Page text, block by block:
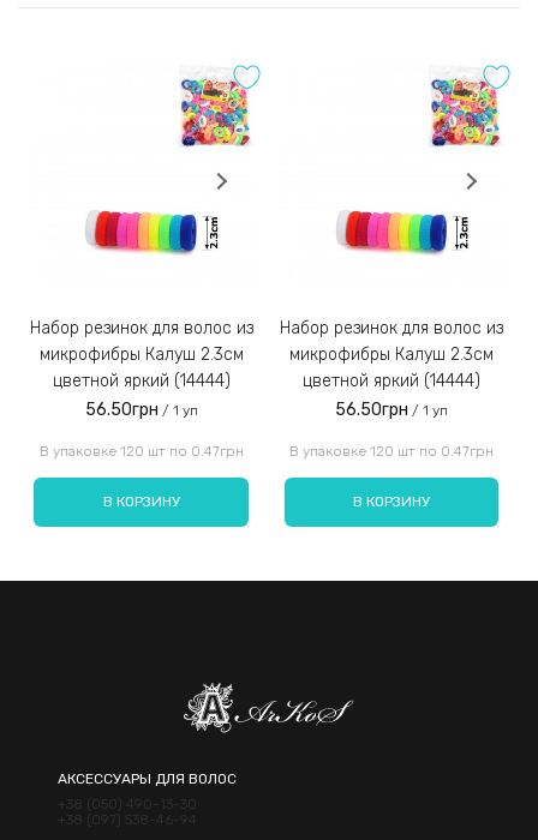
Набор резинок для волос из
микрофибры Калуш 2.3см
цветной яркий (14444)
56.50грн / 1 уп
В упаковке 120 шт по 0.47грн
В КОРЗИНУ
Набор резинок для волос из
микрофибры Калуш 2.3см
цветной яркий (14444)
56.50грн / 1 уп
В упаковке 120 шт по 0.47грн
В КОРЗИНУ
АКСЕССУАРЫ ДЛЯ ВОЛОС
+38 (050) 490-13-30
+38 (097) 538-46-94